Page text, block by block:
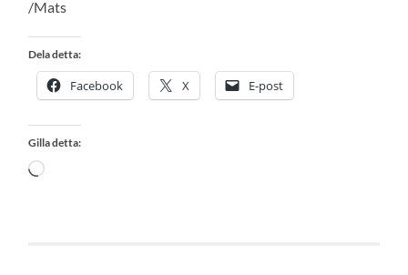
/Mats
Dela detta:
Facebook X E-post
Gilla detta:
Laddar